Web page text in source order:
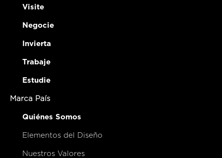
Visite
Negocie
Invierta
Trabaje
Estudie
Marca País
Quiénes Somos
Elementos del Diseño
Nuestros Valores